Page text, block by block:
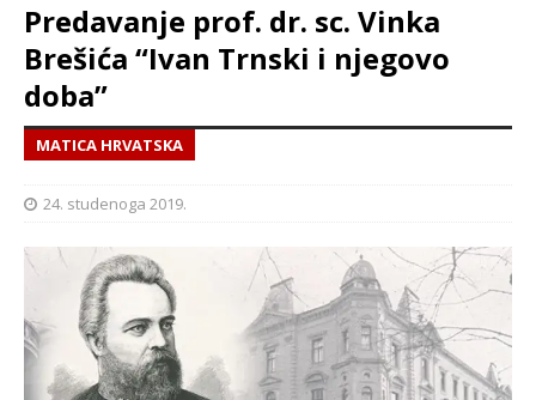
Predavanje prof. dr. sc. Vinka
Brešića “Ivan Trnski i njegovo
doba”
MATICA HRVATSKA
24. studenoga 2019.